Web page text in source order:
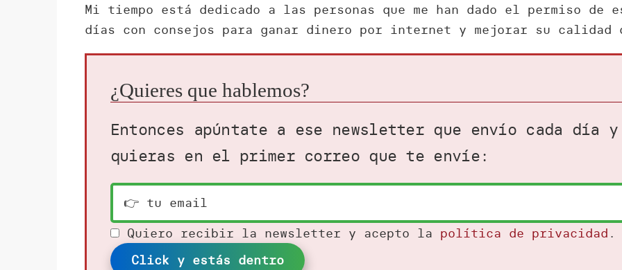
Mi tiempo está dedicado a las personas que me han dado el permiso
días con consejos para ganar dinero por internet y mejorar su
¿Quieres que hablemos?
Entonces apúntate a ese newsletter que envío cada día y
quieras en el primer correo que te envíe:
Quiero recibir la newsletter y acepto la política de privacidad .
Click y estás dentro